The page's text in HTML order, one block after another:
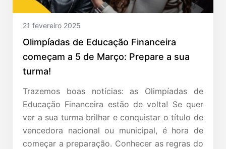
21 fevereiro 2025
Olimpíadas de Educação Financeira
começam a 5 de Março: Prepare a sua
turma!
Trazemos boas notícias: as Olimpíadas de
Educação Financeira estão de volta! Se quer
ver a sua turma brilhar e conquistar o título de
vencedora nacional ou municipal, é hora de
começar a preparação. Conhecer as regras do